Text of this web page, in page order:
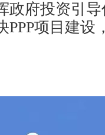
政府投资引
PPP项目建设